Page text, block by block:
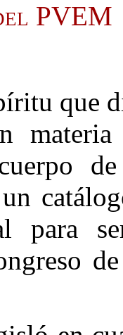
PVEM
que
de
para